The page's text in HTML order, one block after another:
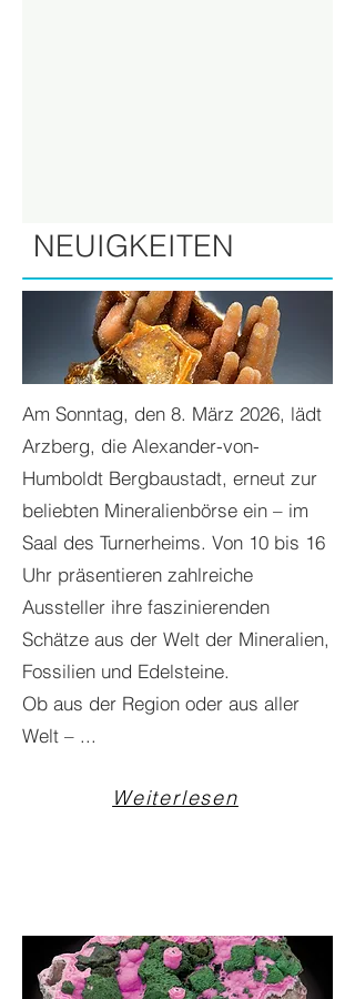
NEUIGKEITEN
Am Sonntag, den 8. März 2026, lädt
Arzberg, die Alexander-von-
Humboldt Bergbaustadt, erneut zur
beliebten Mineralienbörse ein – im
Saal des Turnerheims. Von 10 bis 16
Uhr präsentieren zahlreiche
Aussteller ihre faszinierenden
Schätze aus der Welt der Mineralien,
Fossilien und Edelsteine.
Ob aus der Region oder aus aller
Welt – ...
Weiterlesen